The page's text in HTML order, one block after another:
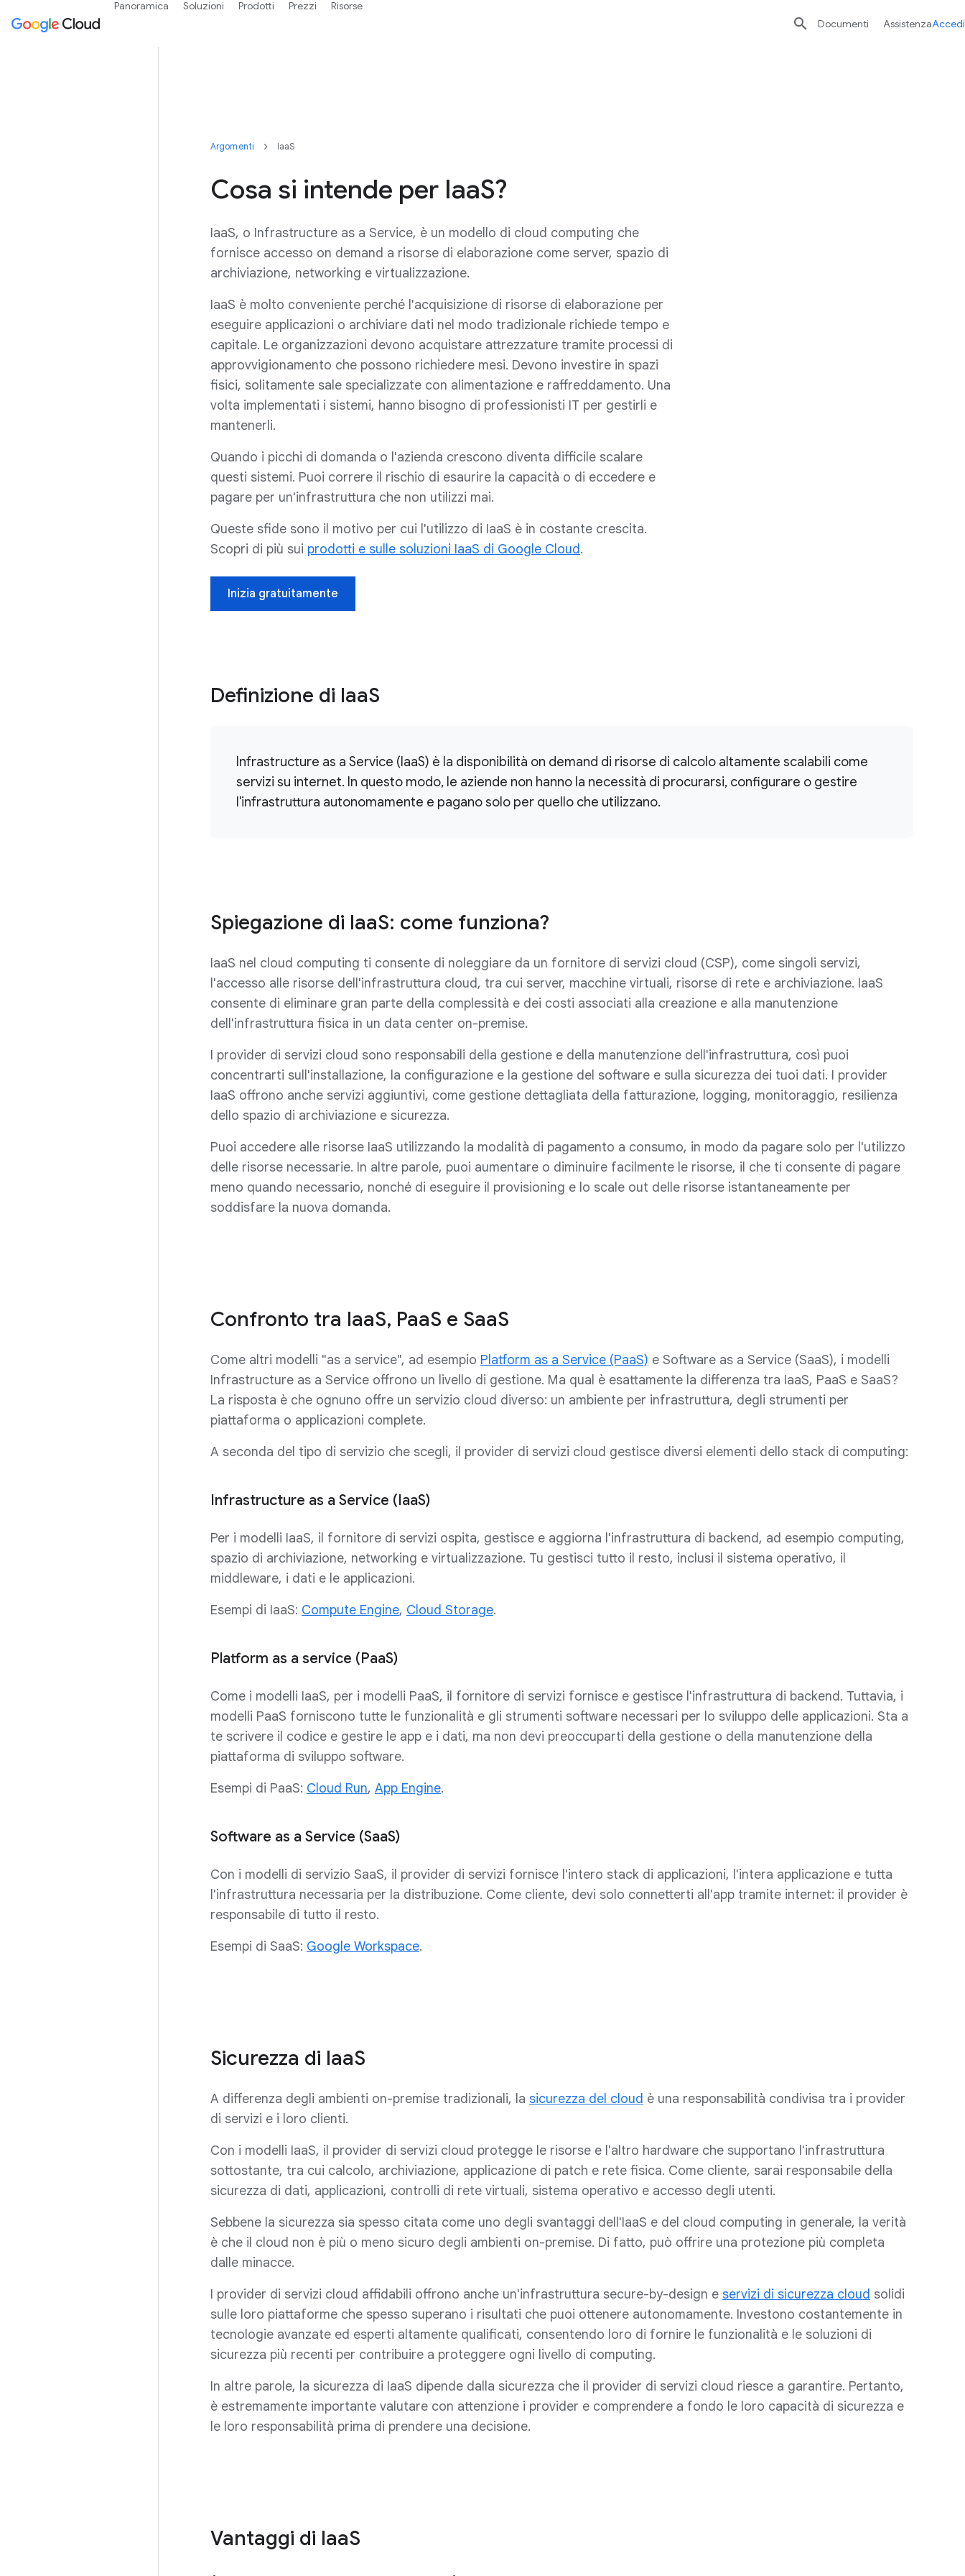
Argomenti IaaS
Cosa si intende per IaaS?
IaaS, o Infrastructure as a Service, è un modello di cloud computing che
fornisce accesso on demand a risorse di elaborazione come server, spazio di
archiviazione, networking e virtualizzazione.
IaaS è molto conveniente perché l'acquisizione di risorse di elaborazione per
eseguire applicazioni o archiviare dati nel modo tradizionale richiede tempo e
capitale. Le organizzazioni devono acquistare attrezzature tramite processi di
approvvigionamento che possono richiedere mesi. Devono investire in spazi
fisici, solitamente sale specializzate con alimentazione e raffreddamento. Una
volta implementati i sistemi, hanno bisogno di professionisti IT per gestirli e
mantenerli.
Quando i picchi di domanda o l'azienda crescono diventa difficile scalare
questi sistemi. Puoi correre il rischio di esaurire la capacità o di eccedere e
pagare per un'infrastruttura che non utilizzi mai.
Queste sfide sono il motivo per cui l'utilizzo di IaaS è in costante crescita.
Scopri di più sui prodotti e sulle soluzioni IaaS di Google Cloud.
Inizia gratuitamente
Definizione di IaaS
Infrastructure as a Service (IaaS) è la disponibilità on demand di risorse di calcolo altamente scalabili come
servizi su internet. In questo modo, le aziende non hanno la necessità di procurarsi, configurare o gestire
l'infrastruttura autonomamente e pagano solo per quello che utilizzano.
Spiegazione di IaaS: come funziona?
IaaS nel cloud computing ti consente di noleggiare da un fornitore di servizi cloud (CSP), come singoli servizi,
l'accesso alle risorse dell'infrastruttura cloud, tra cui server, macchine virtuali, risorse di rete e archiviazione. IaaS
consente di eliminare gran parte della complessità e dei costi associati alla creazione e alla manutenzione
dell'infrastruttura fisica in un data center on-premise.
I provider di servizi cloud sono responsabili della gestione e della manutenzione dell'infrastruttura, così puoi
concentrarti sull'installazione, la configurazione e la gestione del software e sulla sicurezza dei tuoi dati. I provider
IaaS offrono anche servizi aggiuntivi, come gestione dettagliata della fatturazione, logging, monitoraggio, resilienza
dello spazio di archiviazione e sicurezza.
Puoi accedere alle risorse IaaS utilizzando la modalità di pagamento a consumo, in modo da pagare solo per l'utilizzo
delle risorse necessarie. In altre parole, puoi aumentare o diminuire facilmente le risorse, il che ti consente di pagare
meno quando necessario, nonché di eseguire il provisioning e lo scale out delle risorse istantaneamente per
soddisfare la nuova domanda.
Confronto tra IaaS, PaaS e SaaS
Come altri modelli "as a service", ad esempio Platform as a Service (PaaS) e Software as a Service (SaaS), i modelli
Infrastructure as a Service offrono un livello di gestione. Ma qual è esattamente la differenza tra IaaS, PaaS e SaaS?
La risposta è che ognuno offre un servizio cloud diverso: un ambiente per infrastruttura, degli strumenti per
piattaforma o applicazioni complete.
A seconda del tipo di servizio che scegli, il provider di servizi cloud gestisce diversi elementi dello stack di computing:
Infrastructure as a Service (IaaS)
Per i modelli IaaS, il fornitore di servizi ospita, gestisce e aggiorna l'infrastruttura di backend, ad esempio computing,
spazio di archiviazione, networking e virtualizzazione. Tu gestisci tutto il resto, inclusi il sistema operativo, il
middleware, i dati e le applicazioni.
Esempi di IaaS: Compute Engine, Cloud Storage.
Platform as a service (PaaS)
Come i modelli IaaS, per i modelli PaaS, il fornitore di servizi fornisce e gestisce l'infrastruttura di backend. Tuttavia, i
modelli PaaS forniscono tutte le funzionalità e gli strumenti software necessari per lo sviluppo delle applicazioni. Sta a
te scrivere il codice e gestire le app e i dati, ma non devi preoccuparti della gestione o della manutenzione della
piattaforma di sviluppo software.
Esempi di PaaS: Cloud Run, App Engine.
Software as a Service (SaaS)
Con i modelli di servizio SaaS, il provider di servizi fornisce l'intero stack di applicazioni, l'intera applicazione e tutta
l'infrastruttura necessaria per la distribuzione. Come cliente, devi solo connetterti all'app tramite internet: il provider è
responsabile di tutto il resto.
Esempi di SaaS: Google Workspace.
Sicurezza di IaaS
A differenza degli ambienti on-premise tradizionali, la sicurezza del cloud è una responsabilità condivisa tra i provider
di servizi e i loro clienti.
Con i modelli IaaS, il provider di servizi cloud protegge le risorse e l'altro hardware che supportano l'infrastruttura
sottostante, tra cui calcolo, archiviazione, applicazione di patch e rete fisica. Come cliente, sarai responsabile della
sicurezza di dati, applicazioni, controlli di rete virtuali, sistema operativo e accesso degli utenti.
Sebbene la sicurezza sia spesso citata come uno degli svantaggi dell'IaaS e del cloud computing in generale, la verità
è che il cloud non è più o meno sicuro degli ambienti on-premise. Di fatto, può offrire una protezione più completa
dalle minacce.
I provider di servizi cloud affidabili offrono anche un'infrastruttura secure-by-design e servizi di sicurezza cloud solidi
sulle loro piattaforme che spesso superano i risultati che puoi ottenere autonomamente. Investono costantemente in
tecnologie avanzate ed esperti altamente qualificati, consentendo loro di fornire le funzionalità e le soluzioni di
sicurezza più recenti per contribuire a proteggere ogni livello di computing.
In altre parole, la sicurezza di IaaS dipende dalla sicurezza che il provider di servizi cloud riesce a garantire. Pertanto,
è estremamente importante valutare con attenzione i provider e comprendere a fondo le loro capacità di sicurezza e
le loro responsabilità prima di prendere una decisione.
Vantaggi di IaaS
Panoramica Soluzioni Prodotti Prezzi Risorse
 Documenti AssistenzaAccedi